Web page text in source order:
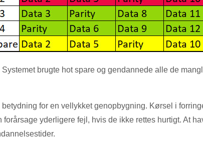
Systemet brugte hot spare og gendannede alle de
betydning for en vellykket genopbygning. Kørsel i
yderligere fejl, hvis de ikke rettes hurtigt. At